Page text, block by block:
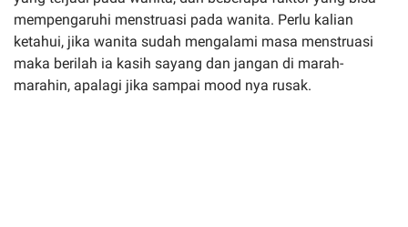
mempengaruhi menstruasi pada wanita. Perlu kalian
ketahui, jika wanita sudah mengalami masa menstruasi
maka berilah ia kasih sayang dan jangan di marah-
marahin, apalagi jika sampai mood nya rusak.